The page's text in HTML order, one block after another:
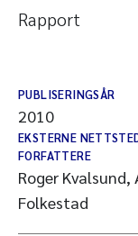
Rapport
PUBLISERINGSÅR
2010
EKSTERNE
FORFATTERE
Roger Kvalsund,
Folkestad